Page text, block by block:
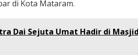
di Kota Mataram.
Dai Sejuta Umat Hadir di